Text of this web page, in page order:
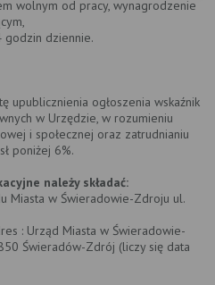
wolnym od pracy, wynagrodzenie
godzin dziennie.
upublicznienia ogłoszenia wskaźnik
w Urzędzie, w rozumieniu
i społecznej oraz zatrudnianiu
poniżej 6%.
należy składać:
Miasta w Świeradowie-Zdroju ul.
: Urząd Miasta w Świeradowie-
Świeradów-Zdrój (liczy się data